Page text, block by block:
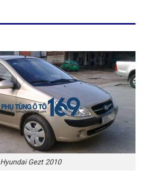
Hyundai Gezt 2010